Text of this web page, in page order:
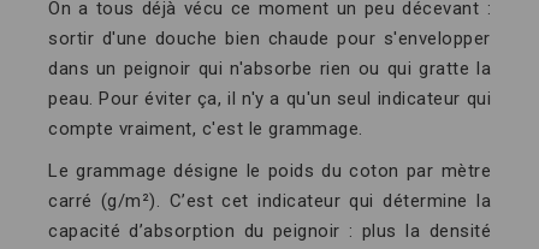
On a tous déjà vécu ce moment un peu décevant :
sortir d'une douche bien chaude pour s'envelopper
dans un peignoir qui n'absorbe rien ou qui gratte la
peau. Pour éviter ça, il n'y a qu'un seul indicateur qui
compte vraiment, c'est le grammage.
Le grammage désigne le poids du coton par mètre
carré (g/m²). C’est cet indicateur qui détermine la
capacité d’absorption du peignoir : plus la densité